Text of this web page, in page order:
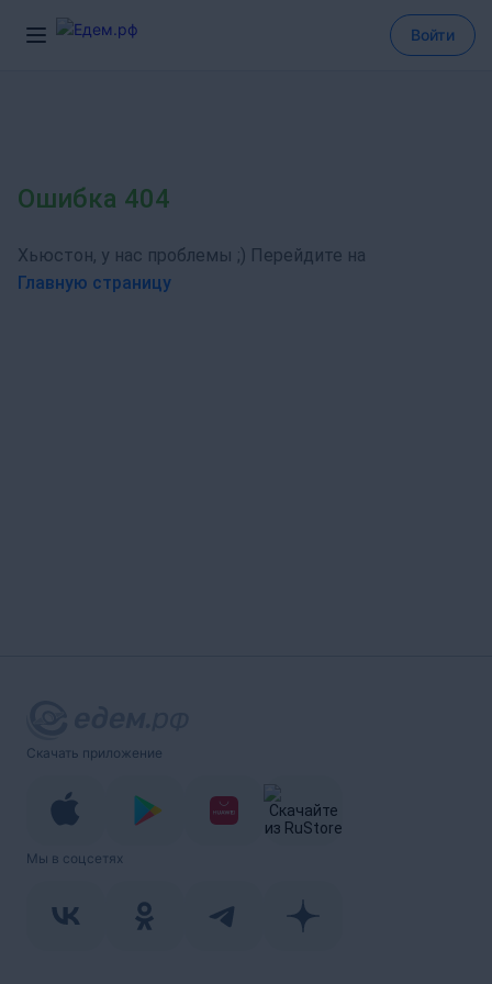
Войти
Ошибка 404
Хьюстон, у нас проблемы ;) Перейдите на
Главную страницу
Скачать приложение
Мы в соцсетях